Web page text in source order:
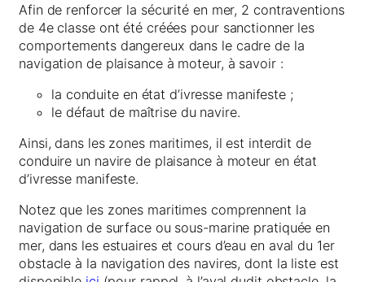
Afin de renforcer la sécurité en mer, 2 contraventions
de 4e classe ont été créées pour sanctionner les
comportements dangereux dans le cadre de la
navigation de plaisance à moteur, à savoir :
la conduite en état d’ivresse manifeste ;
le défaut de maîtrise du navire.
Ainsi, dans les zones maritimes, il est interdit de
conduire un navire de plaisance à moteur en état
d’ivresse manifeste.
Notez que les zones maritimes comprennent la
navigation de surface ou sous-marine pratiquée en
mer, dans les estuaires et cours d’eau en aval du 1er
obstacle à la navigation des navires, dont la liste est